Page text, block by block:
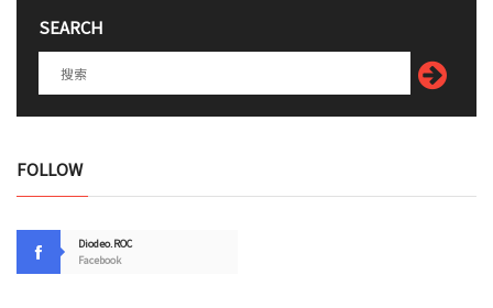
SEARCH
FOLLOW
Diodeo.ROC
Facebook